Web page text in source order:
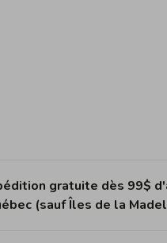
gratuite dès 99$
(sauf Îles de la